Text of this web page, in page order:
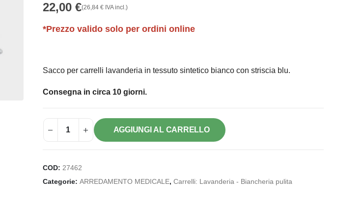
22,00 €(26,84 €IVA incl.)
*Prezzo valido solo per ordini online
Sacco per carrelli lavanderia in tessuto sintetico bianco con striscia blu.
Consegna in circa 10 giorni.
AGGIUNGI AL CARRELLO
COD: 27462
Categorie: ARREDAMENTO MEDICALE, Carrelli: Lavanderia - Biancheria pulita